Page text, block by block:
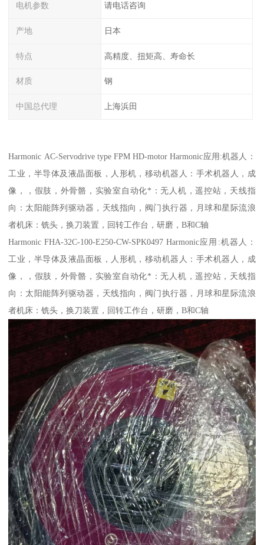
电机参数 请电话咨询
产地 日本
特点 高精度、扭矩高、寿命长
材质 钢
中国总代理 上海浜田
Harmonic AC-Servodrive type FPM HD-motor Harmonic应用:机器人：
工业，半导体及液晶面板，人形机，移动机器人：手术机器人，成
像，，假肢，外骨骼，实验室自动化*：无人机，遥控站，天线指
向：太阳能阵列驱动器，天线指向，阀门执行器，月球和星际流浪
者机床：铣头，换刀装置，回转工作台，研磨，B和C轴
Harmonic FHA-32C-100-E250-CW-SPK0497 Harmonic应用:机器人：
工业，半导体及液晶面板，人形机，移动机器人：手术机器人，成
像，，假肢，外骨骼，实验室自动化*：无人机，遥控站，天线指
向：太阳能阵列驱动器，天线指向，阀门执行器，月球和星际流浪
者机床：铣头，换刀装置，回转工作台，研磨，B和C轴